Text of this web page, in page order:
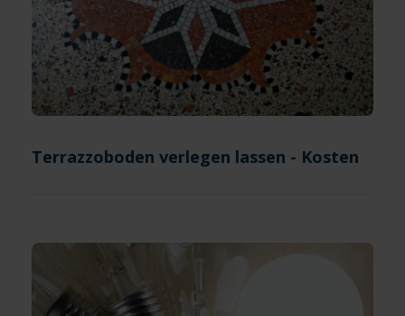
Terrazzoboden verlegen lassen - Kosten